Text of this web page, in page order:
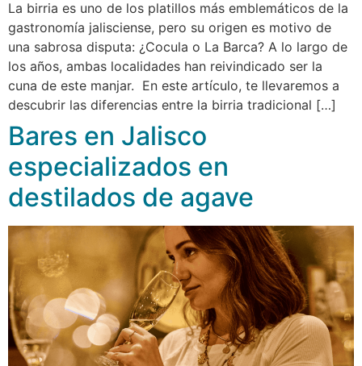
La birria es uno de los platillos más emblemáticos de la
gastronomía jalisciense, pero su origen es motivo de
una sabrosa disputa: ¿Cocula o La Barca? A lo largo de
los años, ambas localidades han reivindicado ser la
cuna de este manjar. En este artículo, te llevaremos a
descubrir las diferencias entre la birria tradicional […]
Bares en Jalisco
especializados en
destilados de agave